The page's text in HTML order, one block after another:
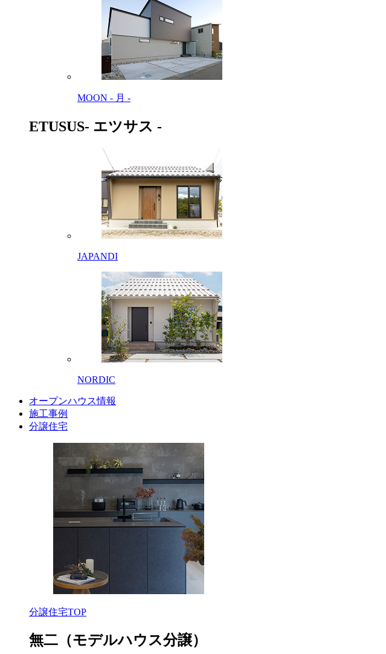
MOON - 月 -
ETUSUS- エツサス -
JAPANDI
NORDIC
オープンハウス情報
施工事例
分譲住宅
分譲住宅TOP
無二 （モデルハウス分譲）